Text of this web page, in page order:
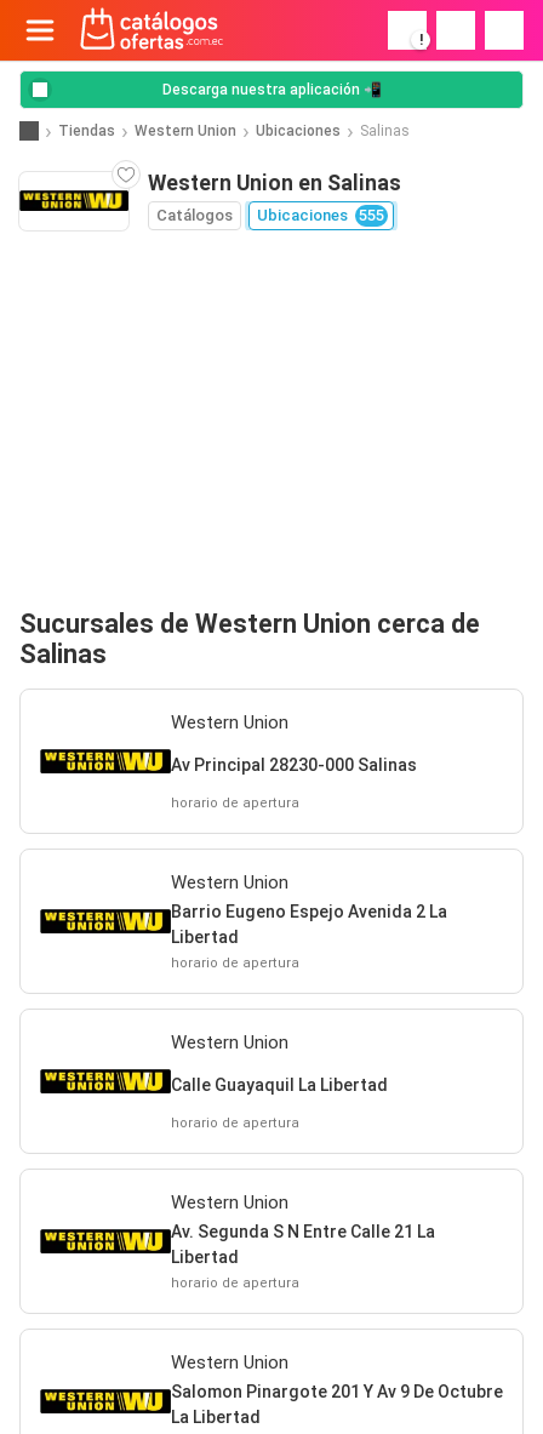
!
Descarga nuestra aplicación 📲
Tiendas Western Union Ubicaciones Salinas
Western Union en Salinas
Catálogos Ubicaciones 555
Sucursales de Western Union cerca de
Salinas
Western Union
Av Principal 28230-000 Salinas
horario de apertura
Western Union
Barrio Eugeno Espejo Avenida 2 La
Libertad
horario de apertura
Western Union
Calle Guayaquil La Libertad
horario de apertura
Western Union
Av. Segunda S N Entre Calle 21 La
Libertad
horario de apertura
Western Union
Salomon Pinargote 201 Y Av 9 De Octubre
La Libertad